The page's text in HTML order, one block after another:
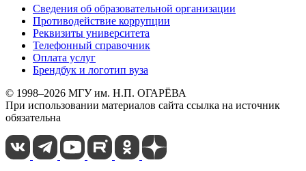
Сведения об образовательной организации
Противодействие коррупции
Реквизиты университета
Телефонный справочник
Оплата услуг
Брендбук и логотип вуза
© 1998–2026 МГУ им. Н.П. ОГАРЁВА
При использовании материалов сайта ссылка на источник
обязательна